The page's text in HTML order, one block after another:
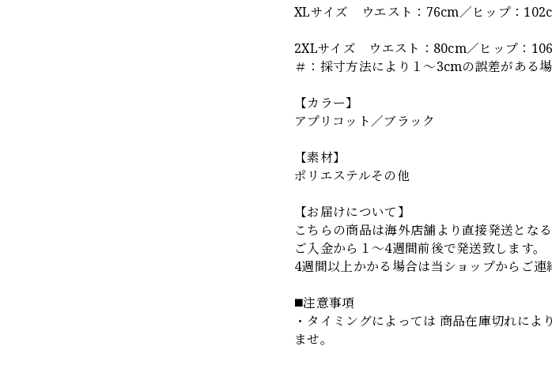
XLサイズ ウエスト：76cm／ヒップ：
2XLサイズ ウエスト：80cm／ヒップ：
＃：採寸方法により１～3cmの誤差がある
【カラー】
アプリコット／ブラック
【素材】
ポリエステルその他
【お届けについて】
こちらの商品は海外店舗より直接発送となる
ご入金から１～4週間前後で発送致します。
4週間以上かかる場合は当ショップからご連
◼️注意事項
・タイミングによっては 商品在庫切れに
ませ。